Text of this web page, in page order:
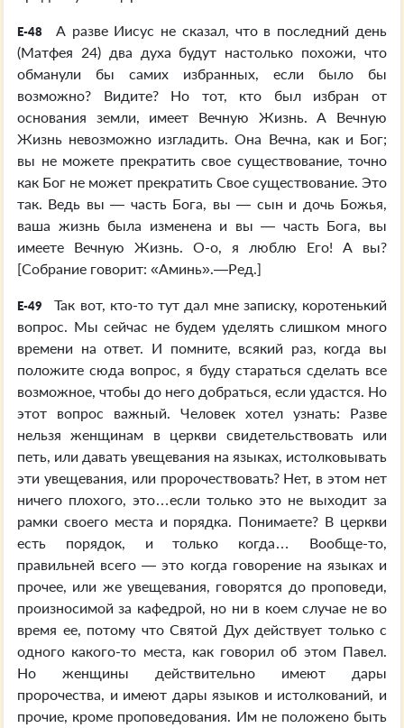
E-48
А разве Иисус не сказал, что в последний день
(Матфея 24) два духа будут настолько похожи, что
обманули бы самих избранных, если было бы
возможно? Видите? Но тот, кто был избран от
основания земли, имеет Вечную Жизнь. А Вечную
Жизнь невозможно изгладить. Она Вечна, как и Бог;
вы не можете прекратить свое существование, точно
как Бог не может прекратить Свое существование. Это
так. Ведь вы — часть Бога, вы — сын и дочь Божья,
ваша жизнь была изменена и вы — часть Бога, вы
имеете Вечную Жизнь. О-о, я люблю Его! А вы?
[Собрание говорит: «Аминь».—Ред.]
E-49
Так вот, кто-то тут дал мне записку, коротенький
вопрос. Мы сейчас не будем уделять слишком много
времени на ответ. И помните, всякий раз, когда вы
положите сюда вопрос, я буду стараться сделать все
возможное, чтобы до него добраться, если удастся. Но
этот вопрос важный. Человек хотел узнать: Разве
нельзя женщинам в церкви свидетельствовать или
петь, или давать увещевания на языках, истолковывать
эти увещевания, или пророчествовать? Нет, в этом нет
ничего плохого, это…если только это не выходит за
рамки своего места и порядка. Понимаете? В церкви
есть порядок, и только когда… Вообще-то,
правильней всего — это когда говорение на языках и
прочее, или же увещевания, говорятся до проповеди,
произносимой за кафедрой, но ни в коем случае не во
время ее, потому что Святой Дух действует только с
одного какого-то места, как говорил об этом Павел.
Но женщины действительно имеют дары
пророчества, и имеют дары языков и истолкований, и
прочие, кроме проповедования. Им не положено быть